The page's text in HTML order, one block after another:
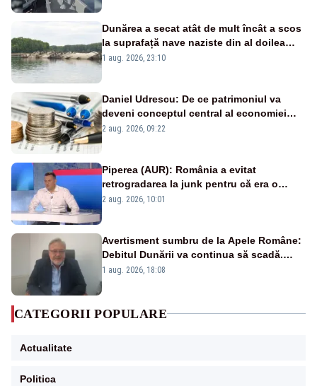
Dunărea a secat atât de mult încât a scos
la suprafață nave naziste din al doilea
război mondial
1 aug. 2026, 23:10
Daniel Udrescu: De ce patrimoniul va
deveni conceptul central al economiei
viitoare?
2 aug. 2026, 09:22
Piperea (AUR): România a evitat
retrogradarea la junk pentru că era o
catastrofă pentru bănci și fondurile de
2 aug. 2026, 10:01
Avertisment sumbru de la Apele Române:
Debitul Dunării va continua să scadă.
Cernavodă s-ar putea închide în 4 zile
1 aug. 2026, 18:08
CATEGORII POPULARE
Actualitate
Politica